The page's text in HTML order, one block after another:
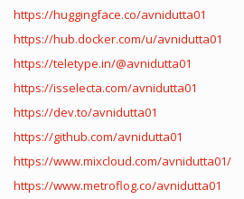
https://huggingface.co/avnidutta01
https://hub.docker.com/u/avnidutta01
https://teletype.in/@avnidutta01
https://isselecta.com/avnidutta01
https://dev.to/avnidutta01
https://github.com/avnidutta01
https://www.mixcloud.com/avnidutta01/
https://www.metroflog.co/avnidutta01